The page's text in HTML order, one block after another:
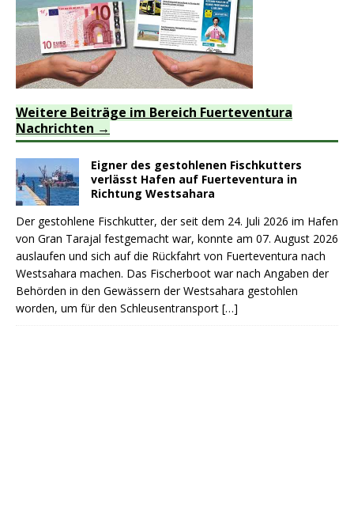
Weitere Beiträge im Bereich Fuerteventura
Nachrichten
Eigner des gestohlenen Fischkutters
verlässt Hafen auf Fuerteventura in
Richtung Westsahara
Der gestohlene Fischkutter, der seit dem 24. Juli 2026 im Hafen
von Gran Tarajal festgemacht war, konnte am 07. August 2026
auslaufen und sich auf die Rückfahrt von Fuerteventura nach
Westsahara machen. Das Fischerboot war nach Angaben der
Behörden in den Gewässern der Westsahara gestohlen
worden, um für den Schleusentransport […]